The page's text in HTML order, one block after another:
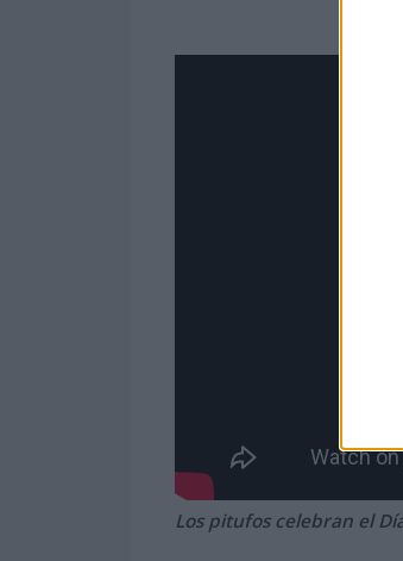
Los pitufos celebran el